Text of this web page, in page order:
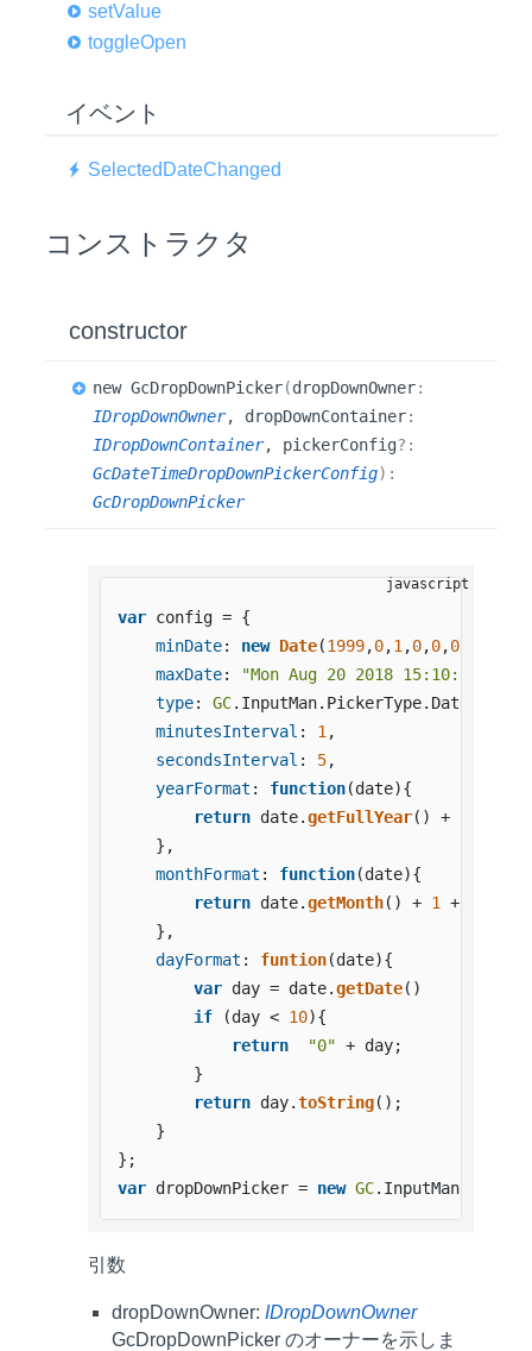
setValue
toggleOpen
イベント
Selected DateChanged
コンストラクタ
constructor
new GcDropDownPicker(dropDownOwner:
IDropDownOwner, dropDownContainer:
IDropDownContainer, pickerConfig?:
GcDateTimeDropDownPickerConfig) :
GcDropDownPicker
var config = {
minDate: new Date(1999,0,1 ,0,0,0
maxDate:
"Mon Aug 20 2018 15:10:18
type: GC. InputMan. PickerType. DateTime
minutesInterval : 1 ,
secondsInterval : 5,
yearFormat : function(date){
return date.getFullYear() +
    },
monthFormat : function(date){
return date.getMonth() + 1 +
    },
dayFormat : funtion(date){
var day = date.getDate()
if (day < 10){
return
"0" + day;
        }
return day.toString();
    }
var dropDownPicker = new GC. InputMan
引数
dropDownOwner: IDropDownOwner
GcDropDownPicker のオーナーを示しま